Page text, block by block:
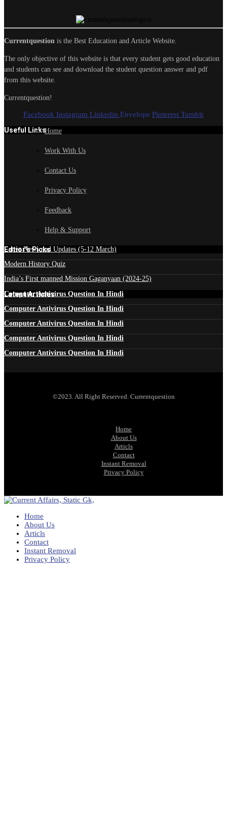
Currentquestion is the Best Education and Article Website.
The only objective of this website is that every student gets good education
and students can see and download the student question answer and pdf
from this website.
Currentquestion!
Facebook Instagram Linkedin Envelope Pinterest Tumblr
Useful LinksHome
Work With Us
Contact Us
Privacy Policy
Feedback
Help & Support
Edtior's Picks
Latest News and Updates (5-12 March)
Modern History Quiz
India’s First manned Mission Gaganyaan (2024-25)
Latest Articles
Computer Antivirus Question In Hindi
Computer Antivirus Question In Hindi
Computer Antivirus Question In Hindi
Computer Antivirus Question In Hindi
Computer Antivirus Question In Hindi
©2023. All Right Reserved. Currentquestion
Home
About Us
Articls
Contact
Instant Removal
Privacy Policy
Home
About Us
Articls
Contact
Instant Removal
Privacy Policy